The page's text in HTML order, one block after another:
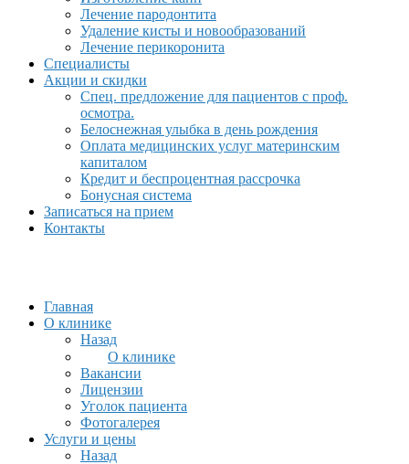
Лечение пародонтита
Удаление кисты и новообразований
Лечение перикоронита
Специалисты
Акции и скидки
Спец. предложение для пациентов с проф.
осмотра.
Белоснежная улыбка в день рождения
Оплата медицинских услуг материнским
капиталом
Кредит и беспроцентная рассрочка
Бонусная система
Записаться на прием
Контакты
Главная
О клинике
Назад
О клинике
Вакансии
Лицензии
Уголок пациента
Фотогалерея
Услуги и цены
Назад